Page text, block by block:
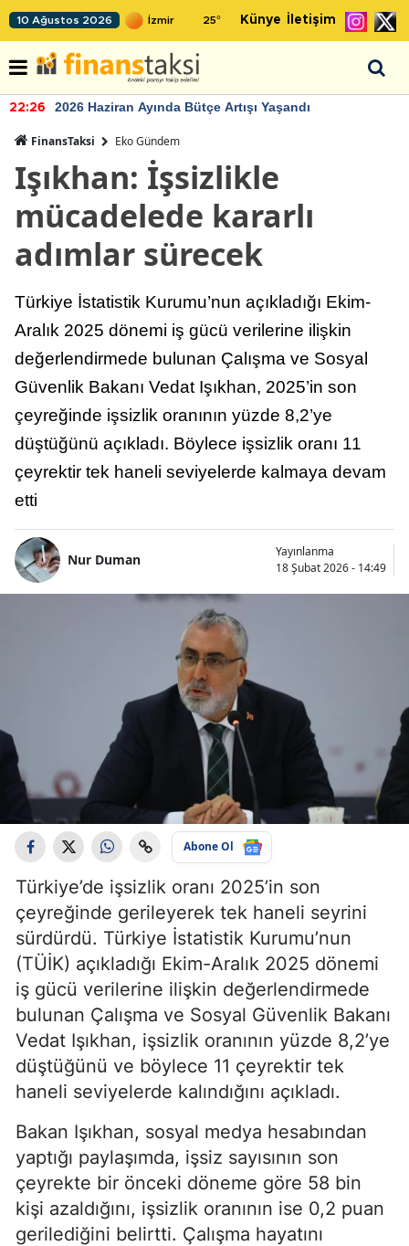
10 Ağustos 2026 25° Künye İletişim
22:26 2026 Haziran Ayında Bütçe Artışı Yaşandı
FinansTaksi Eko Gündem
Işıkhan: İşsizlikle
mücadelede kararlı
adımlar sürecek
Türkiye İstatistik Kurumu’nun açıkladığı Ekim-
Aralık 2025 dönemi iş gücü verilerine ilişkin
değerlendirmede bulunan Çalışma ve Sosyal
Güvenlik Bakanı Vedat Işıkhan, 2025’in son
çeyreğinde işsizlik oranının yüzde 8,2’ye
düştüğünü açıkladı. Böylece işsizlik oranı 11
çeyrektir tek haneli seviyelerde kalmaya devam
etti
Nur Duman
Yayınlanma
18 Şubat 2026 - 14:49
Abone Ol
Türkiye’de işsizlik oranı 2025’in son
çeyreğinde gerileyerek tek haneli seyrini
sürdürdü. Türkiye İstatistik Kurumu’nun
(TÜİK) açıkladığı Ekim-Aralık 2025 dönemi
iş gücü verilerine ilişkin değerlendirmede
bulunan Çalışma ve Sosyal Güvenlik Bakanı
Vedat Işıkhan, işsizlik oranının yüzde 8,2’ye
düştüğünü ve böylece 11 çeyrektir tek
haneli seviyelerde kalındığını açıkladı.
Bakan Işıkhan, sosyal medya hesabından
yaptığı paylaşımda, işsiz sayısının son
çeyrekte bir önceki döneme göre 58 bin
kişi azaldığını, işsizlik oranının ise 0,2 puan
gerilediğini belirtti. Çalışma hayatını